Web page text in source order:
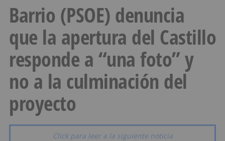
Barrio (PSOE) denuncia
que la apertura del Castillo
responde a “una foto” y
no a la culminación del
proyecto
Click para leer a la siguiente noticia